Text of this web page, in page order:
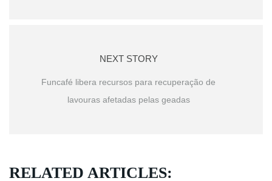
NEXT STORY
Funcafé libera recursos para recuperação de
lavouras afetadas pelas geadas
RELATED ARTICLES: